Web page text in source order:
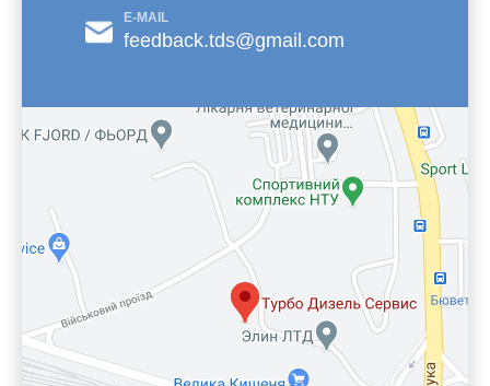
E-MAIL
feedback.tds@gmail.com